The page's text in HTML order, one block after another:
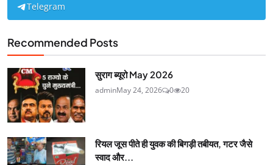
Telegram
Recommended Posts
सुराग ब्यूरो May 2026
adminMay 24, 2026 0 20
रियल जूस पीते ही युवक की बिगड़ी तबीयत, गटर जैसे
स्वाद और...